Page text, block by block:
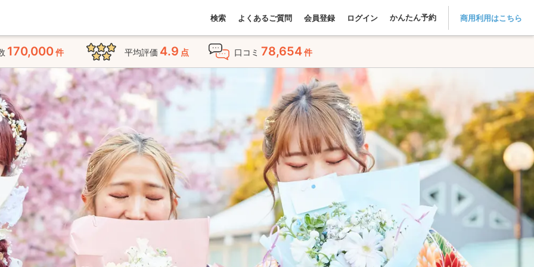
検索 よくあるご質問 会員登録 ログイン かんたん予約 商用利用はこちら
170,000件 平均評価 4.9 点 口コミ 78,654件